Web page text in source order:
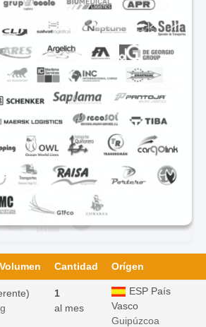
Cantidad Orígen
1
al mes
ESP País
Vasco
Guipúzcoa